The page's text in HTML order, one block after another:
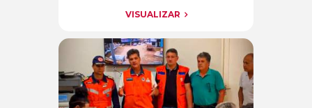
VISUALIZAR